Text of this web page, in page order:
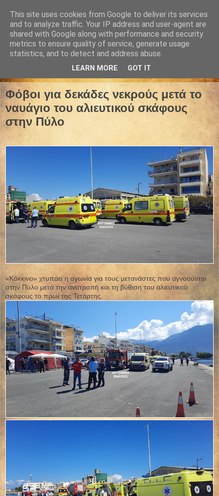
Φόβοι για δεκάδες νεκρούς μετά το
ναυάγιο του αλιευτικού σκάφους
στην Πύλο
«Κόκκινο» χτυπάει η αγωνία για τους μετανάστες που αγνοούνται
στην Πύλο μετά την ανατροπή και τη βύθιση του αλιευτικού
σκάφους το πρωί της Τετάρτης.
This site uses cookies from Google to deliver its services
and to analyze traffic. Your IP address and user-agent are
shared with Google along with performance and security
metrics to ensure quality of service, generate usage
statistics, and to detect and address abuse.
LEARN MORE GOT IT